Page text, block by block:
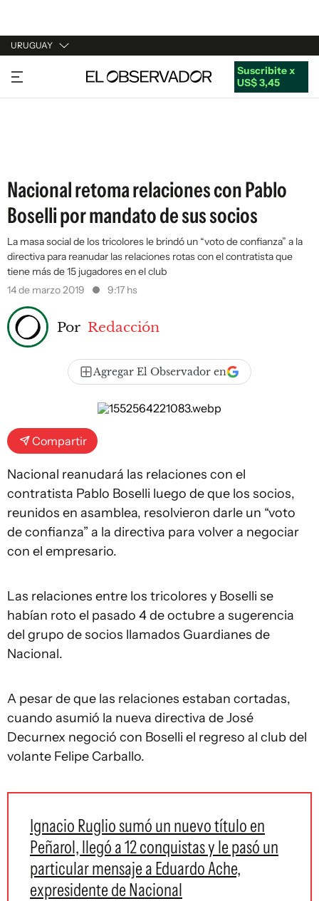
URUGUAY
URUGUAY
ARGENTINA
Suscribite x
US$ 3,45
Nacional retoma relaciones con Pablo
Boselli por mandato de sus socios
La masa social de los tricolores le brindó un “voto de confianza” a la
directiva para reanudar las relaciones rotas con el contratista que
tiene más de 15 jugadores en el club
14 de marzo 2019
9:17 hs
Por Redacción
Agregar El Observador en
Compartir
Nacional reanudará las relaciones con el
contratista Pablo Boselli luego de que los socios,
reunidos en asamblea, resolvieron darle un “voto
de confianza” a la directiva para volver a negociar
con el empresario.
Las relaciones entre los tricolores y Boselli se
habían roto el pasado 4 de octubre a sugerencia
del grupo de socios llamados Guardianes de
Nacional.
A pesar de que las relaciones estaban cortadas,
cuando asumió la nueva directiva de José
Decurnex negoció con Boselli el regreso al club del
volante Felipe Carballo.
Ignacio Ruglio sumó un nuevo título en
Peñarol, llegó a 12 conquistas y le pasó un
particular mensaje a Eduardo Ache,
expresidente de Nacional